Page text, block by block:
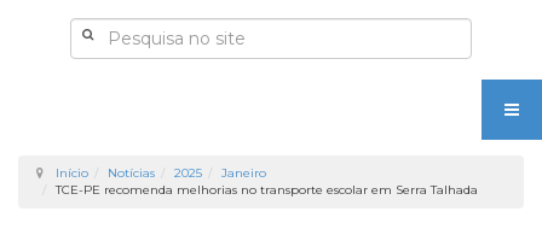
Início Notícias 2025
Janeiro
TCE-PE recomenda melhorias no transporte escolar em Serra Talhada